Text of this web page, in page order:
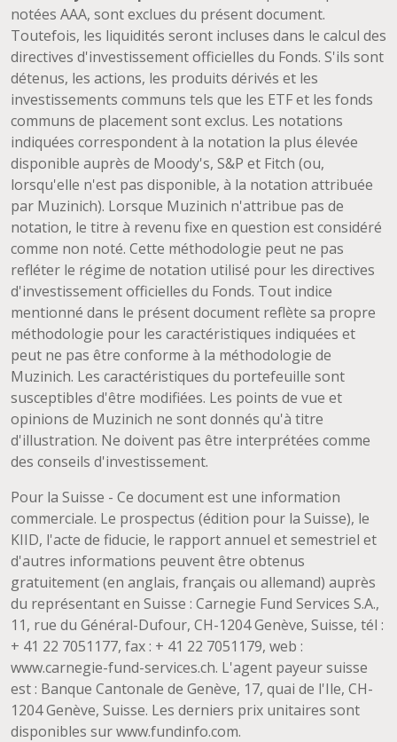
notées AAA, sont exclues du présent document.
Toutefois, les liquidités seront incluses dans le calcul des
directives d'investissement officielles du Fonds. S'ils sont
détenus, les actions, les produits dérivés et les
investissements communs tels que les ETF et les fonds
communs de placement sont exclus. Les notations
indiquées correspondent à la notation la plus élevée
disponible auprès de Moody's, S&P et Fitch (ou,
lorsqu'elle n'est pas disponible, à la notation attribuée
par Muzinich). Lorsque Muzinich n'attribue pas de
notation, le titre à revenu fixe en question est considéré
comme non noté. Cette méthodologie peut ne pas
refléter le régime de notation utilisé pour les directives
d'investissement officielles du Fonds. Tout indice
mentionné dans le présent document reflète sa propre
méthodologie pour les caractéristiques indiquées et
peut ne pas être conforme à la méthodologie de
Muzinich. Les caractéristiques du portefeuille sont
susceptibles d'être modifiées. Les points de vue et
opinions de Muzinich ne sont donnés qu'à titre
d'illustration. Ne doivent pas être interprétées comme
des conseils d'investissement.
Pour la Suisse - Ce document est une information
commerciale. Le prospectus (édition pour la Suisse), le
KIID, l'acte de fiducie, le rapport annuel et semestriel et
d'autres informations peuvent être obtenus
gratuitement (en anglais, français ou allemand) auprès
du représentant en Suisse : Carnegie Fund Services S.A.,
11, rue du Général-Dufour, CH-1204 Genève, Suisse, tél :
+ 41 22 7051177, fax : + 41 22 7051179, web :
www.carnegie-fund-services.ch. L'agent payeur suisse
est : Banque Cantonale de Genève, 17, quai de l'Ile, CH-
1204 Genève, Suisse. Les derniers prix unitaires sont
disponibles sur www.fundinfo.com.